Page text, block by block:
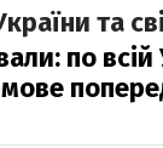
та
по всій